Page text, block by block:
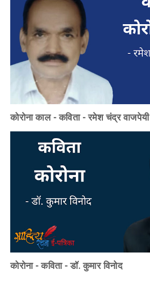
कोरोना काल - कविता - रमेश चंद्र वाजपेयी
कोरोना - कविता - डॉ. कुमार विनोद